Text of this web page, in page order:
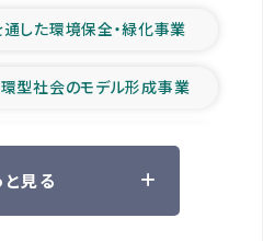
した環境保全・緑化事業
型社会のモデル形成事業
参加者の声
と見る